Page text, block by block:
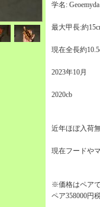
学名:
最大甲長:約
現在全長約
2023年10月
2020cb
近年ほぼ入荷
現在フードや
※価格はペア
ペア358000円